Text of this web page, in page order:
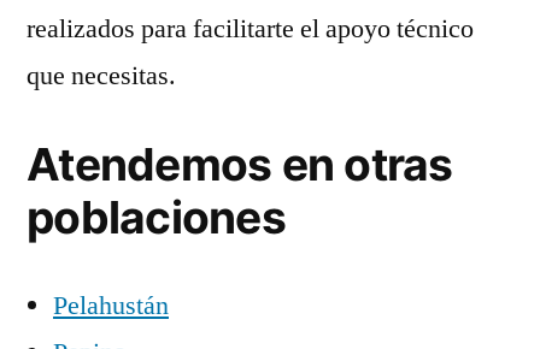
realizados para facilitarte el apoyo técnico
que necesitas.
Atendemos en otras
poblaciones
Pelahustán